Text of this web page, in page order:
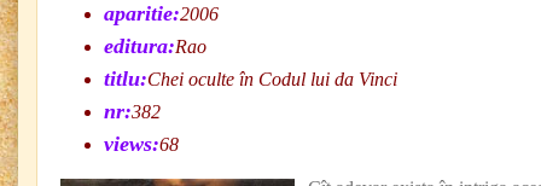
aparitie:2006
editura:Rao
titlu:Chei oculte în Codul lui da Vinci
nr:382
views:68